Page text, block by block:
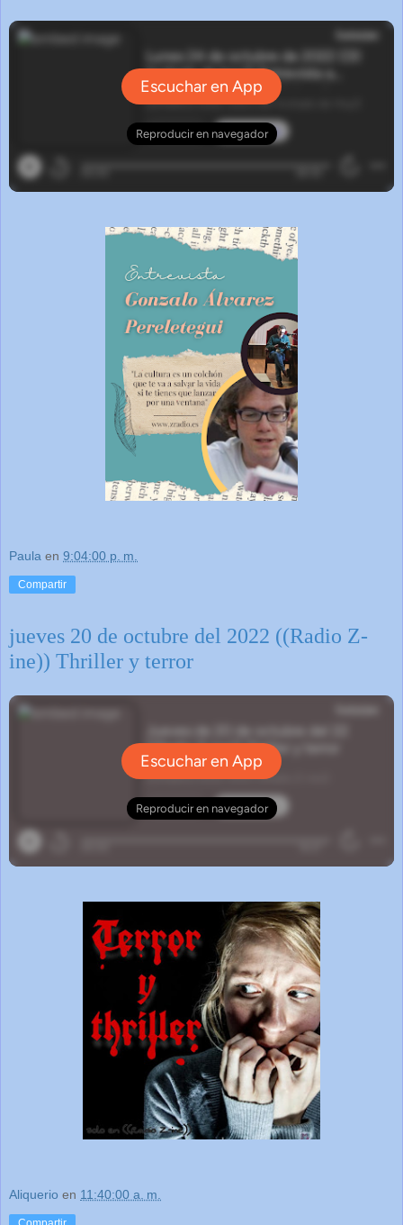
Paula en 9:04:00 p. m.
Compartir
jueves 20 de octubre del 2022 ((Radio Z-
ine)) Thriller y terror
Aliquerio en 11:40:00 a. m.